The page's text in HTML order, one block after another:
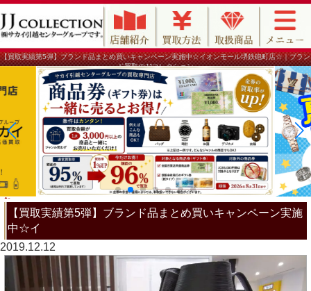
【買取実績第5弾】ブランド品まとめ買いキャンペーン実施中☆イオンモール堺鉄砲町店☆｜ブラン
ド買取のJJコレクション
【買取実績第5弾】ブランド品まとめ買いキャンペーン実施
中☆イ
2019.12.12